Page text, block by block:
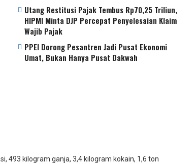
Utang Restitusi Pajak Tembus Rp70,25 Triliun,
HIPMI Minta DJP Percepat Penyelesaian Klaim
Wajib Pajak
PPEI Dorong Pesantren Jadi Pusat Ekonomi
Umat, Bukan Hanya Pusat Dakwah
493 kilogram ganja, 3,4 kilogram kokain, 1,6 ton